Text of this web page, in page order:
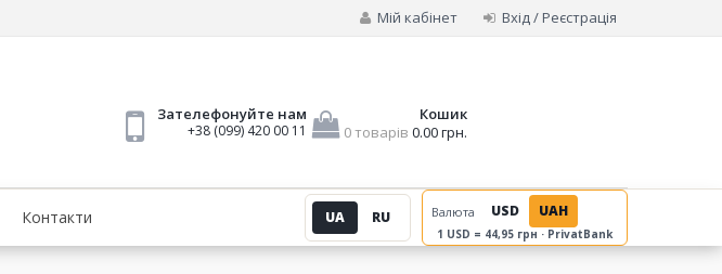
Мій кабінет Вхід / Реєстрація
Зателефонуйте нам
+38 (099) 420 00 11
Кошик
0 товарів 0.00 грн.
Контакти UA RU Валюта USD UAH
1 USD = 44,95 грн · PrivatBank